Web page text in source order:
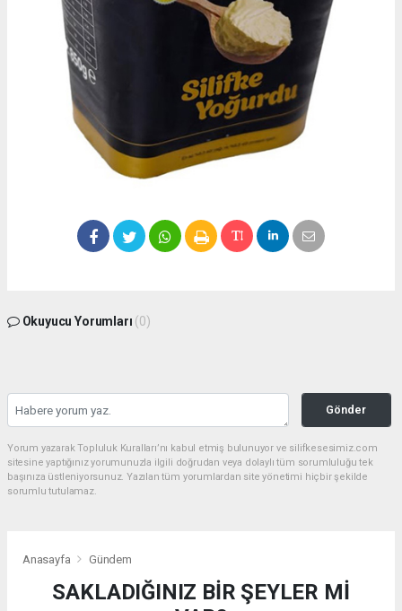
Okuyucu Yorumları (0)
Gönder
Yorum yazarak Topluluk Kuralları’nı kabul etmiş bulunuyor ve silifkesesimiz.com
sitesine yaptığınız yorumunuzla ilgili doğrudan veya dolaylı tüm sorumluluğu tek
başınıza üstleniyorsunuz. Yazılan tüm yorumlardan site yönetimi hiçbir şekilde
sorumlu tutulamaz.
Anasayfa Gündem
SAKLADIĞINIZ BİR ŞEYLER Mİ